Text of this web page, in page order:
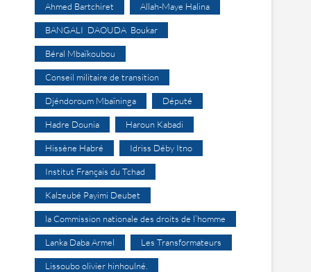
Ahmed Bartchiret Allah-Maye Halina
BANGALI DAOUDA Boukar
Béral Mbaïkoubou
Conseil militaire de transition
Djéndoroum Mbaïninga Député
Hadre Dounia Haroun Kabadi
Hissène Habré Idriss Déby Itno
Institut Français du Tchad
Kalzeubé Payimi Deubet
la Commission nationale des droits de l’homme
Lanka Daba Armel Les Transformateurs
Lissoubo olivier hinhoulné.